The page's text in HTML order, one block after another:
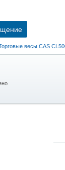
весы CAS